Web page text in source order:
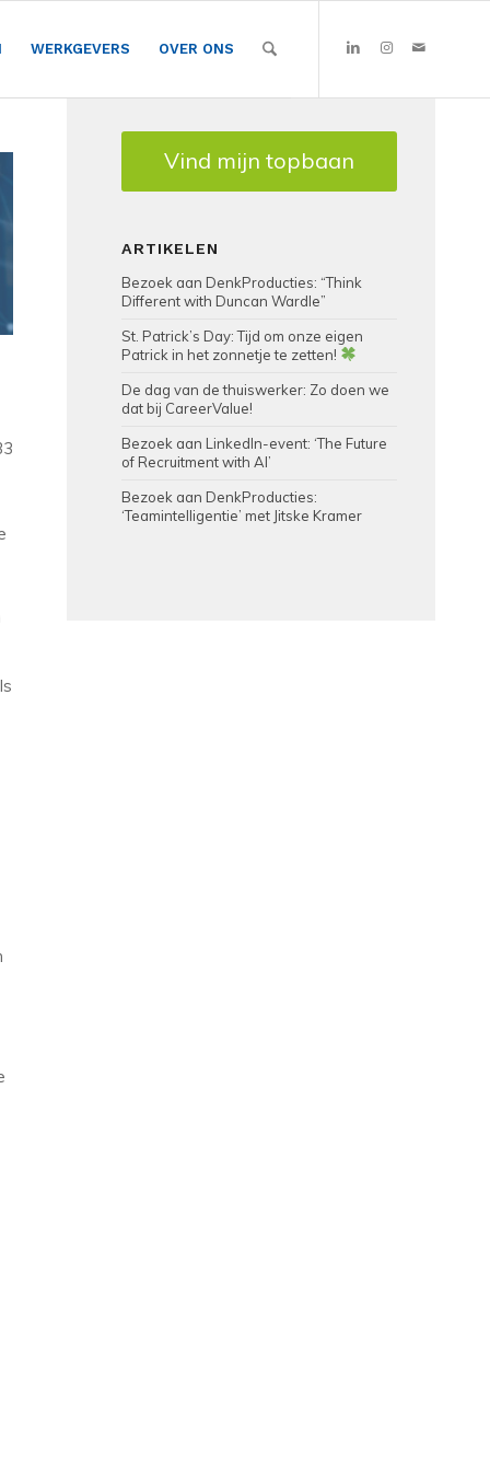
WERKGEVERS OVER ONS
Vind mijn topbaan
ARTIKELEN
Bezoek aan DenkProducties: “Think
Different with Duncan Wardle”
St. Patrick’s Day: Tijd om onze eigen
Patrick in het zonnetje te zetten!
De dag van de thuiswerker: Zo doen we
dat bij CareerValue!
Bezoek aan LinkedIn-event: ‘The Future
of Recruitment with AI’
Bezoek aan DenkProducties:
‘Teamintelligentie’ met Jitske Kramer